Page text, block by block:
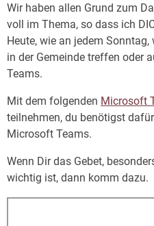
Wir haben allen Grund zum
voll im Thema, so dass ich
Heute, wie an jedem
in der Gemeinde treffen oder
Teams.
Mit dem folgenden Microsoft
teilnehmen, du benötigst
Microsoft Teams.
Wenn Dir das Gebet,
wichtig ist, dann komm dazu.